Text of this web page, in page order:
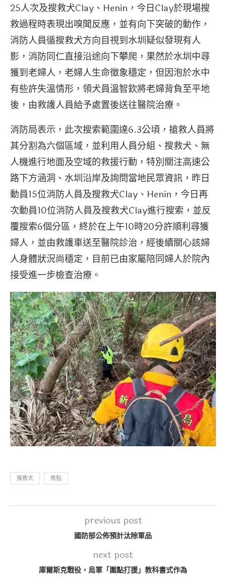
25人次及搜救犬Clay、Henin，今日Clay於現場搜
救過程時表現出嗅聞反應，並有向下突破的動作，
消防人員循搜救犬方向目視到水圳疑似發現有人
影，消防同仁直接沿途向下攀爬，果然於水圳中尋
獲到老婦人，老婦人生命徵象穩定，但因泡於水中
有些許失溫情形，領犬員溫智欽將老婦背負至平地
後，由救護人員給予處置後送往醫院治療。
消防局表示，此次搜索範圍達6.3公頃，搶救人員將
其分割為六個區域，並利用人員分組、搜救犬、無
人機進行地面及空域的救援行動，特別關注高速公
路下方涵洞、水圳沿岸及詢問當地民眾資訊，昨日
動員15位消防人員及搜救犬Clay、Henin，今日再
次動員10位消防人員及搜救犬Clay進行搜索，並反
覆搜索6個分區，終於在上午10時20分許順利尋獲
婦人，並由救護車送至醫院診治，經後續關心該婦
人身體狀況尚穩定，目前已由家屬陪同婦人於院內
接受進一步檢查治療。
搜救犬 焦點
previous post
國防部公佈預計汰除軍品
next post
庫爾斯克戰役，烏軍「圍點打援」教科書式作為